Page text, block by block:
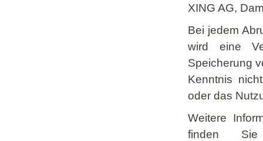
XING AG,
Bei jedem
wird eine
Speicherung
Kenntnis
oder das
Weitere
finden